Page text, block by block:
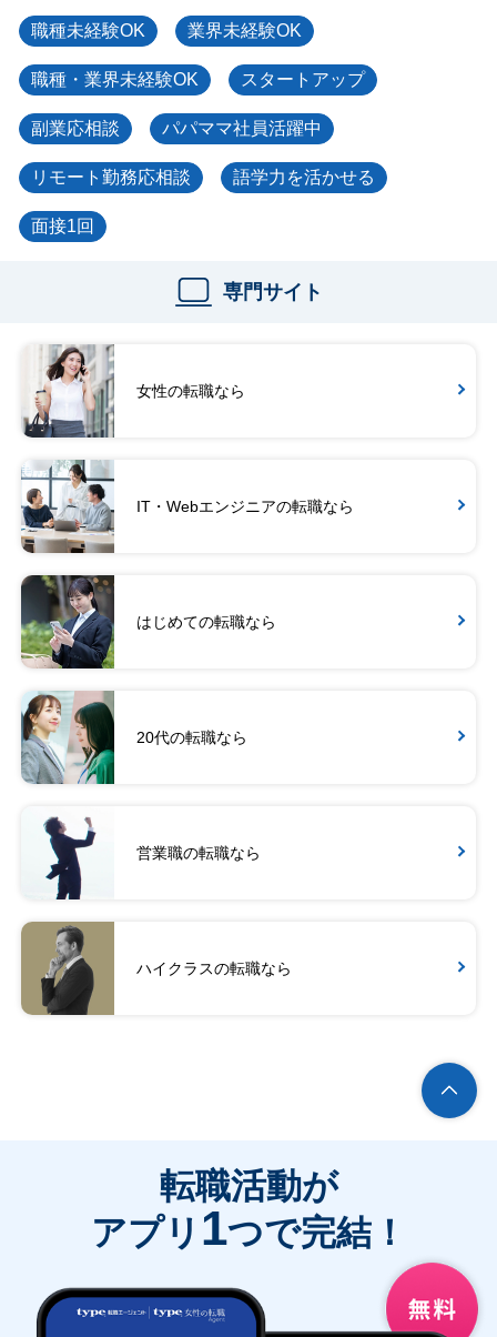
職種未経験OK 業界未経験OK
職種・業界未経験OK スタートアップ
副業応相談 パパママ社員活躍中
リモート勤務応相談 語学力を活かせる
面接1回
専門サイト
女性の転職なら
IT・Webエンジニアの転職なら
はじめての転職なら
20代の転職なら
営業職の転職なら
ハイクラスの転職なら
転職活動が
アプリ 1つで完結！